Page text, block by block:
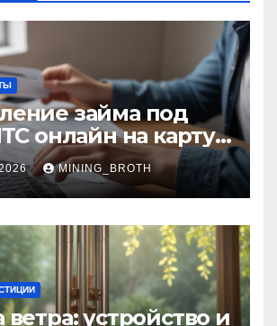
займа под
онлайн на карту
в офис: порядок,
и документы
MINING_BROTH
устройство и